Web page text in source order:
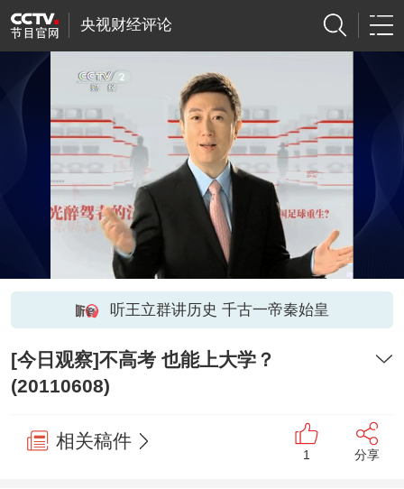
央视财经评论
听王立群讲历史 千古一帝秦始皇
[今日观察]不高考 也能上大学？
(20110608)
相关稿件
1 分享